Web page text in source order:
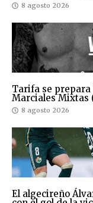
8 agosto 2026
Tarifa se prepara
Marciales Mixtas
8 agosto 2026
El algecireño